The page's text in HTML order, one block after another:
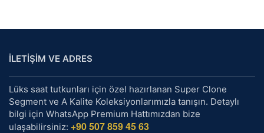
İLETİŞİM VE ADRES
Lüks saat tutkunları için özel hazırlanan Super Clone
Segment ve A Kalite Koleksiyonlarımızla tanışın. Detaylı
bilgi için WhatsApp Premium Hattımızdan bize
ulaşabilirsiniz: +90 507 859 45 63